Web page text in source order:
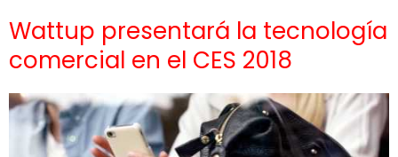
Wattup presentará la tecnología
comercial en el CES 2018